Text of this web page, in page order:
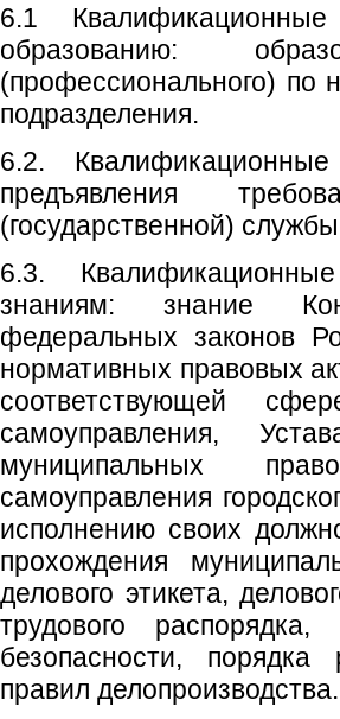
6.1
образованию:
(профессионального) по
подразделения.
6.2.
предъявления
(государственной)
6.3.
знаниям: знание
федеральных законов
нормативных правовых
соответствующей
самоуправления,
муниципальных
самоуправления
исполнению своих
прохождения
делового этикета,
трудового
безопасности,
правил делопроизводства.